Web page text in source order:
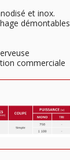
et inox.
démontables
commerciale